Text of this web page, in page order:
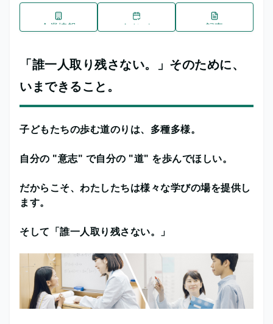
企業情報 イベント 記事
「誰一人取り残さない。」そのために、
いまできること。
子どもたちの歩む道のりは、多種多様。
自分の "意志" で自分の "道" を歩んでほしい。
だからこそ、わたしたちは様々な学びの場を提供し
ます。
そして「誰一人取り残さない。」